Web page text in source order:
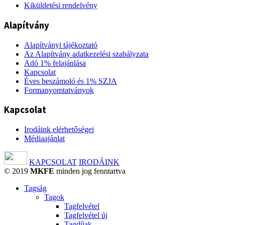
Kiküldetési rendelvény
Alapítvány
Alapítványi tájékoztató
Az Alapítvány adatkezelési szabályzata
Adó 1% felajánlása
Kapcsolat
Éves beszámoló és 1% SZJA
Formanyomtatványok
Kapcsolat
Irodáink elérhetőségei
Médiaajánlat
KAPCSOLAT IRODÁINK
© 2019 MKFE minden jog fenntartva
Tagság
Tagok
Tagfelvétel
Tagfelvétel új